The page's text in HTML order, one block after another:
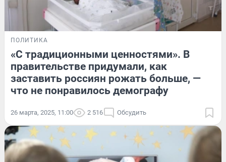
ПОЛИТИКА
«С традиционными ценностями». В
правительстве придумали, как
заставить россиян рожать больше, —
что не понравилось демографу
26 марта, 2025, 11:00 2 516 Обсудить